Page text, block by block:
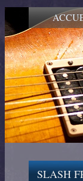
SLASH